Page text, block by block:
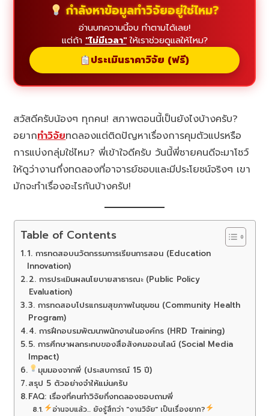
กำลังหาข้อมูลทำวิจัยอยู่ใช่ไหม?
อ่านบทความนี้จบ ทำตามได้เลย!
แต่ถ้า "ไม่มีเวลา"ให้เราช่วยดูแลให้ไหม?
ประเมินราคาวิจัย (ฟรี)
สวัสดีครับน้องๆ ทุกคน! สภาพตอนนี้เป็นยังไงบ้างครับ?
อยากทำวิจัยทดลองแต่ติดปัญหาเรื่องการคุมตัวแปรหรือ
การแบ่งกลุ่มใช่ไหม? พี่เข้าใจดีครับ วันนี้พี่ชายคนดีจะมาโชว์
ให้ดูว่างานกึ่งทดลองที่อาจารย์ชอบและมีประโยชน์จริงๆ เขา
มักจะทำเรื่องอะไรกันบ้างครับ!
Table of Contents
1. การทดสอบนวัตกรรมการเรียนการสอน (Education
Innovation)
2. การประเมินผลนโยบายสาธารณะ (Public Policy
Evaluation)
3. การทดสอบโปรแกรมสุขภาพในชุมชน (Community Health
Program)
4. การฝึกอบรมพัฒนาพนักงานในองค์กร (HRD Training)
5. การศึกษาผลกระทบของสื่อสังคมออนไลน์ (Social Media
Impact)
มุมมองจากพี่ (ประสบการณ์ 15 ปี)
สรุป 5 ตัวอย่างจำให้แม่นครับ
FAQ: เรื่องที่คนทำวิจัยกึ่งทดลองชอบถามพี่
อ่านจบแล้ว... ยังรู้สึกว่า "งานวิจัย" เป็นเรื่องยาก?